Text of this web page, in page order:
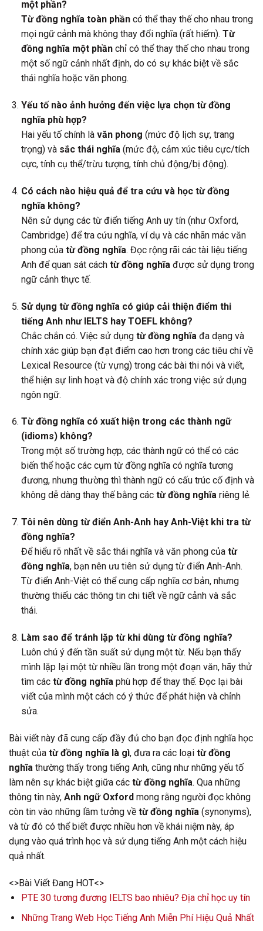
một phần?
Từ đồng nghĩa toàn phầncó thể thay thế cho nhau trong
mọi ngữ cảnh mà không thay đổi nghĩa (rất hiếm). Từ
đồng nghĩa một phầnchỉ có thể thay thế cho nhau trong
một số ngữ cảnh nhất định, do có sự khác biệt về sắc
thái nghĩa hoặc văn phong.
Yếu tố nào ảnh hưởng đến việc lựa chọn từ đồng
nghĩa phù hợp?
Hai yếu tố chính là văn phong (mức độ lịch sự, trang
trọng) và sắc thái nghĩa(mức độ, cảm xúc tiêu cực/tích
cực, tính cụ thể/trừu tượng, tính chủ động/bị động).
Có cách nào hiệu quả để tra cứu và học từ đồng
nghĩa không?
Nên sử dụng các từ điển tiếng Anh uy tín (như Oxford,
Cambridge) để tra cứu nghĩa, ví dụ và các nhãn mác văn
phong của từ đồng nghĩa. Đọc rộng rãi các tài liệu tiếng
Anh để quan sát cách từ đồng nghĩađược sử dụng trong
ngữ cảnh thực tế.
Sử dụng từ đồng nghĩa có giúp cải thiện điểm thi
tiếng Anh như IELTS hay TOEFL không?
Chắc chắn có. Việc sử dụng từ đồng nghĩa đa dạng và
chính xác giúp bạn đạt điểm cao hơn trong các tiêu chí về
Lexical Resource (từ vựng) trong các bài thi nói và viết,
thể hiện sự linh hoạt và độ chính xác trong việc sử dụng
ngôn ngữ.
Từ đồng nghĩa có xuất hiện trong các thành ngữ
(idioms) không?
Trong một số trường hợp, các thành ngữ có thể có các
biến thể hoặc các cụm từ đồng nghĩa có nghĩa tương
đương, nhưng thường thì thành ngữ có cấu trúc cố định và
không dễ dàng thay thế bằng các từ đồng nghĩariêng lẻ.
Tôi nên dùng từ điển Anh-Anh hay Anh-Việt khi tra từ
đồng nghĩa?
Để hiểu rõ nhất về sắc thái nghĩa và văn phong của từ
đồng nghĩa, bạn nên ưu tiên sử dụng từ điển Anh-Anh.
Từ điển Anh-Việt có thể cung cấp nghĩa cơ bản, nhưng
thường thiếu các thông tin chi tiết về ngữ cảnh và sắc
thái.
Làm sao để tránh lặp từ khi dùng từ đồng nghĩa?
Luôn chú ý đến tần suất sử dụng một từ. Nếu bạn thấy
mình lặp lại một từ nhiều lần trong một đoạn văn, hãy thử
tìm các từ đồng nghĩaphù hợp để thay thế. Đọc lại bài
viết của mình một cách có ý thức để phát hiện và chỉnh
sửa.
Bài viết này đã cung cấp đầy đủ cho bạn đọc định nghĩa học
thuật của từ đồng nghĩa là gì, đưa ra các loại từ đồng
nghĩa thường thấy trong tiếng Anh, cũng như những yếu tố
làm nên sự khác biệt giữa các từ đồng nghĩa. Qua những
thông tin này, Anh ngữ Oxford mong rằng người đọc không
còn tin vào những lầm tưởng về từ đồng nghĩa (synonyms),
và từ đó có thể biết được nhiều hơn về khái niệm này, áp
dụng vào quá trình học và sử dụng tiếng Anh một cách hiệu
quả nhất.
<>Bài Viết Đang HOT<>
PTE 30 tương đương IELTS bao nhiêu? Địa chỉ học uy tín
Những Trang Web Học Tiếng Anh Miễn Phí Hiệu Quả Nhất